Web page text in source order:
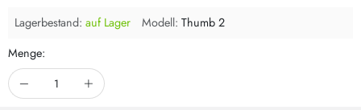
Lagerbestand: auf Lager Modell: Thumb 2
Menge: